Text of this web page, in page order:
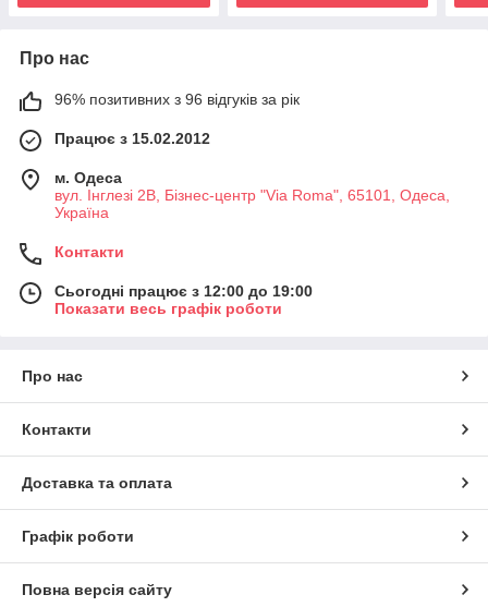
Про нас
96% позитивних з 96 відгуків за рік
Працює з 15.02.2012
м. Одеса
вул. Інглезі 2В, Бізнес-центр "Via Roma", 65101, Одеса,
Україна
Контакти
Сьогодні працює з 12:00 до 19:00
Показати весь графік роботи
Про нас
Контакти
Доставка та оплата
Графік роботи
Повна версія сайту